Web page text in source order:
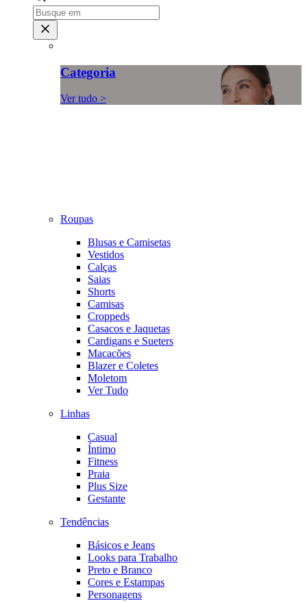
Categoria
Ver tudo >
Roupas
Blusas e Camisetas
Vestidos
Calças
Saias
Shorts
Camisas
Croppeds
Casacos e Jaquetas
Cardigans e Sueters
Macacões
Blazer e Coletes
Moletom
Ver Tudo
Linhas
Casual
Íntimo
Fitness
Praia
Plus Size
Gestante
Tendências
Básicos e Jeans
Looks para Trabalho
Preto e Branco
Cores e Estampas
Personagens